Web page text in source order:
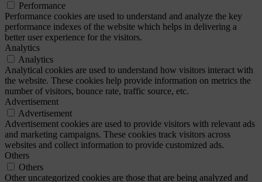
Performance
Performance cookies are used to understand and analyze the key
performance indexes of the website which helps in delivering a
better user experience for the visitors.
Analytics
Analytics
Analytical cookies are used to understand how visitors interact with
the website. These cookies help provide information on metrics the
number of visitors, bounce rate, traffic source, etc.
Advertisement
Advertisement
Advertisement cookies are used to provide visitors with relevant ads
and marketing campaigns. These cookies track visitors across
websites and collect information to provide customized ads.
Others
Others
Other uncategorized cookies are those that are being analyzed and